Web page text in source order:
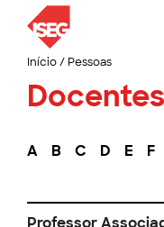
Início/ Pessoas
Docentes
A B C D E F
Professor